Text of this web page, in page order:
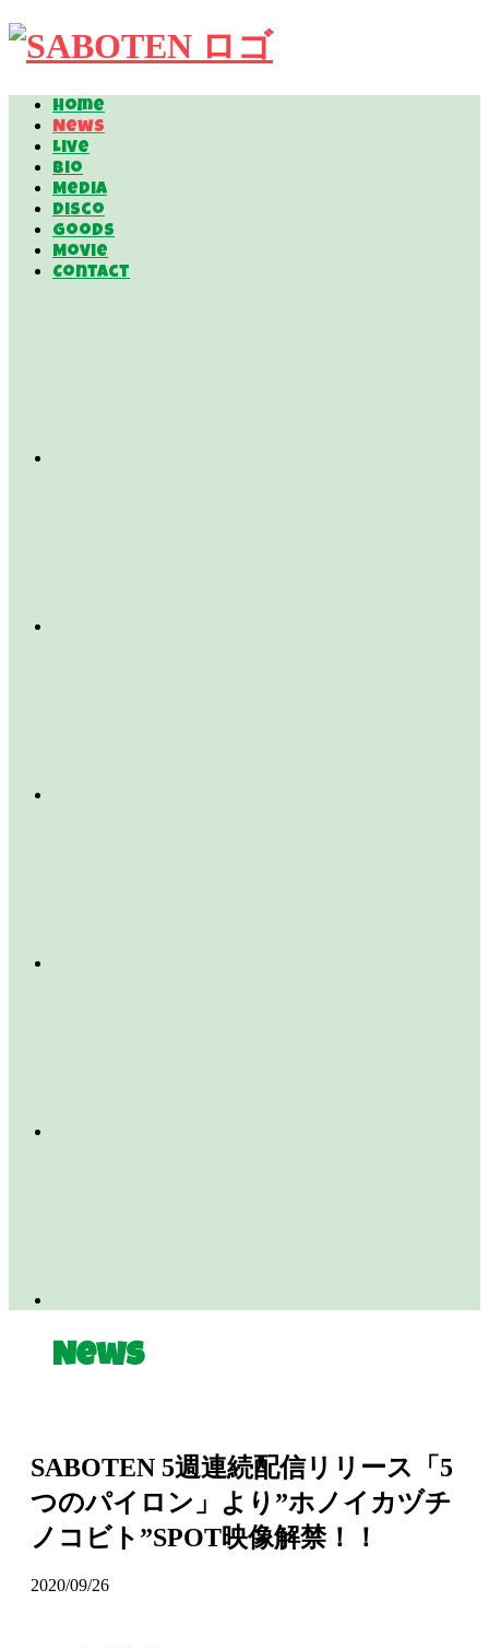
Home
News
Live
Bio
Media
Disco
Goods
Movie
Contact
News
SABOTEN 5週連続配信リリース「5
つのパイロン」より”ホノイカヅチ
ノコビト”SPOT映像解禁！！
2020/09/26